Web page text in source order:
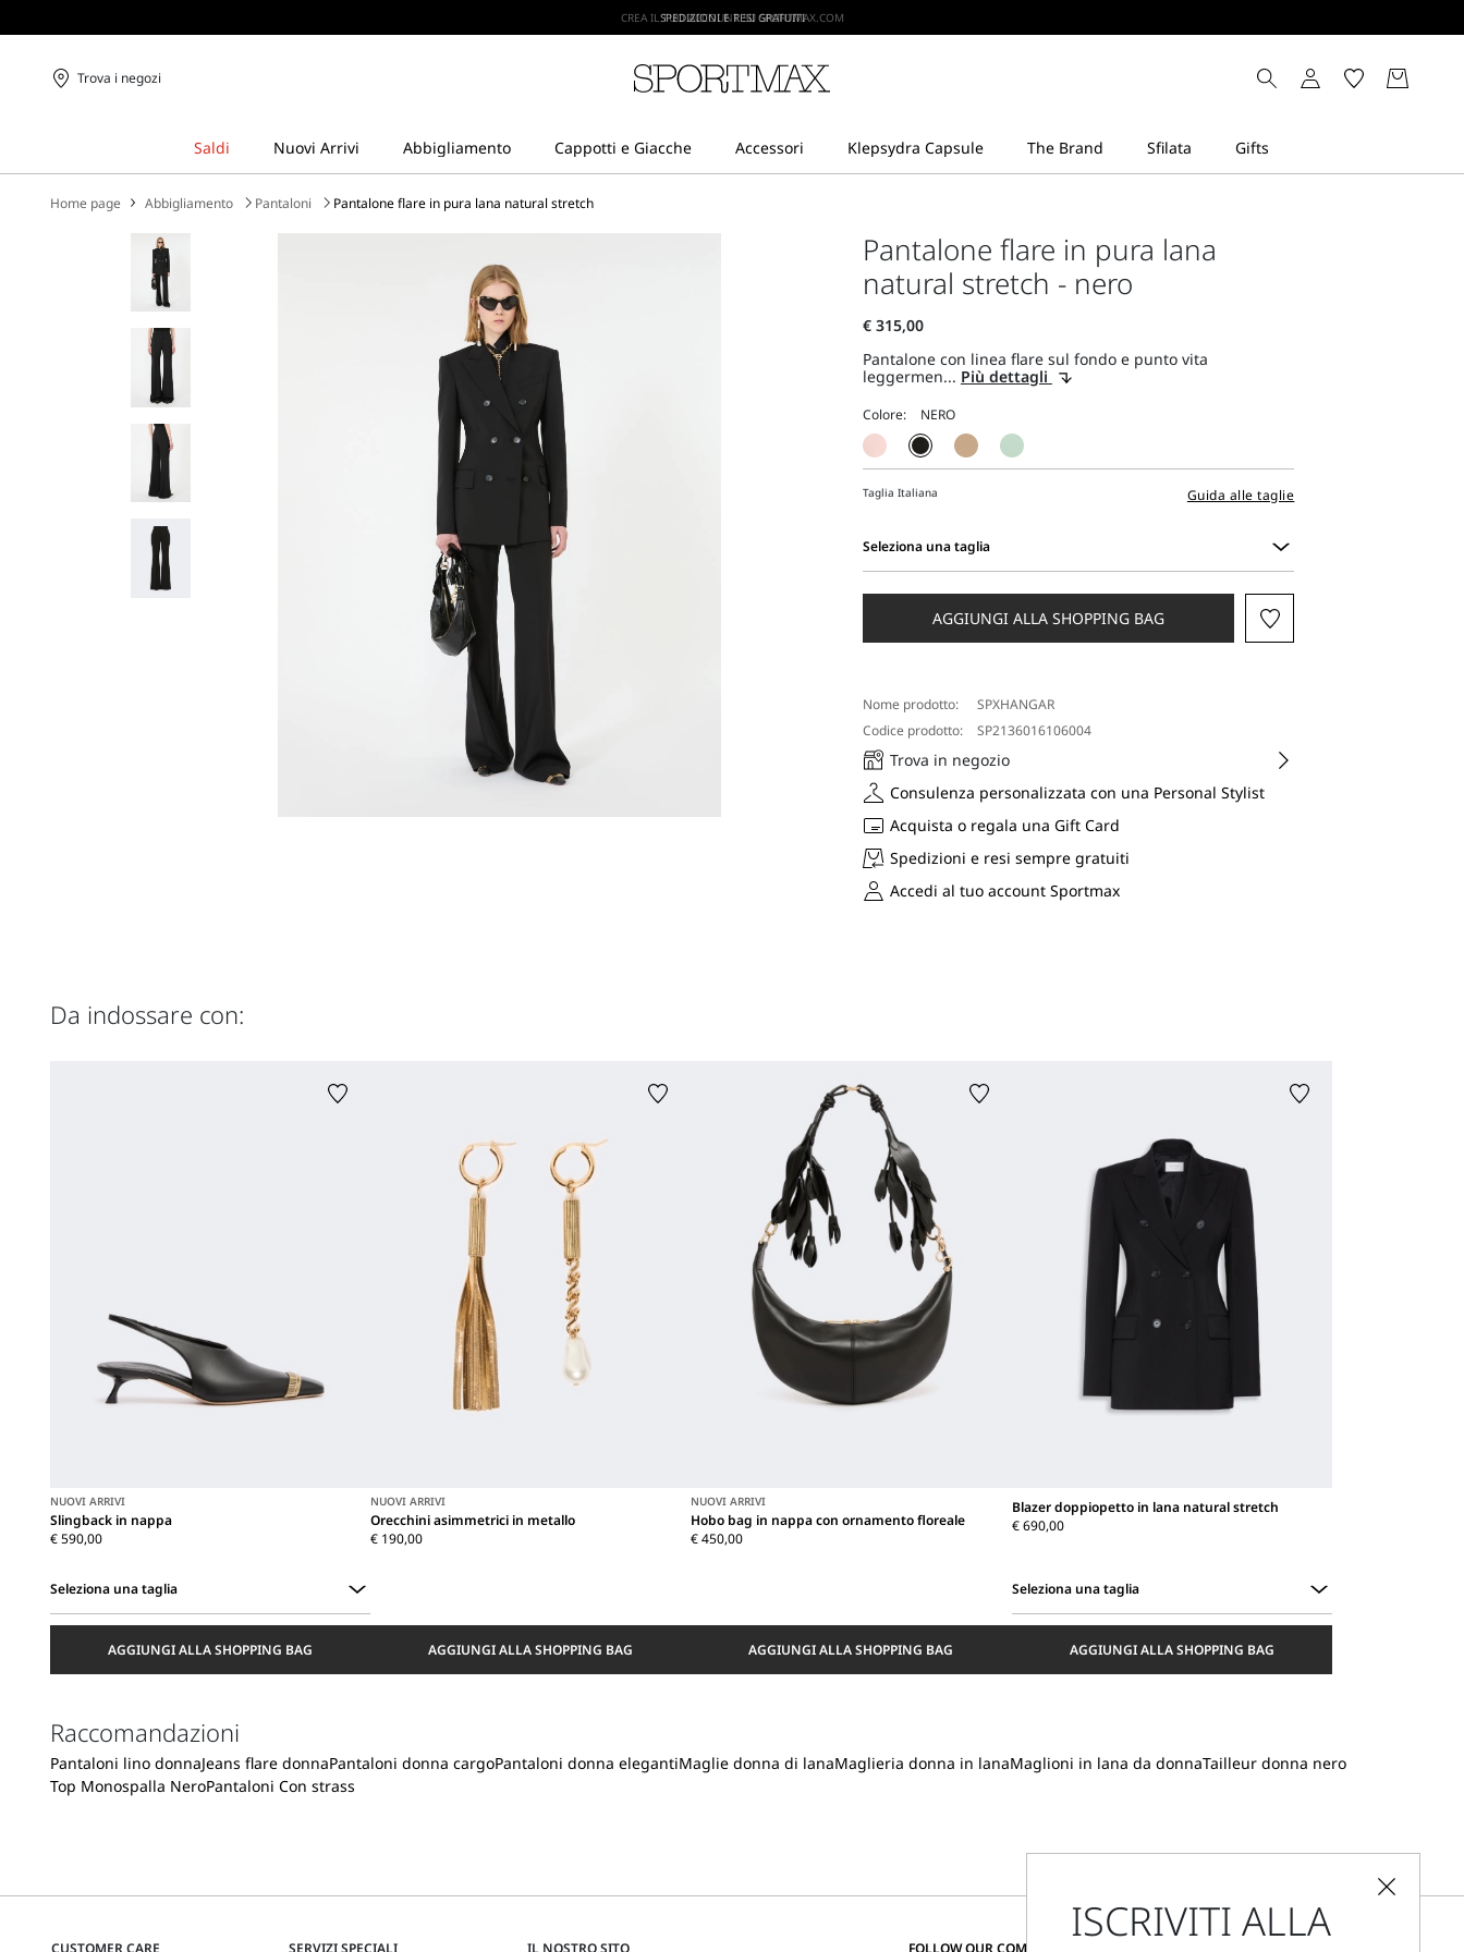
CREA IL TUO ACCOUNT SU SPORTMAX.COM
SPEDIZIONI E RESI GRATUITI
Trova i negozi
Home page Abbigliamento Pantaloni Pantalone flare in pura lana natural stretch
Pantalone flare in pura lana
natural stretch - nero
Pantalone con linea flare sul fondo e punto vita
leggermen... Più dettagli
Colore:
Taglia Italiana Guida alle taglie
Seleziona una taglia
una
AGGIUNGI ALLA SHOPPING BAG
Nome prodotto:
SPXHANGAR
Codice prodotto:
SP2136016106004
Trova in negozio
Consulenza personalizzata con una Personal Stylist
Acquista o regala una Gift Card
Spedizioni e resi sempre gratuiti
Accedi al tuo account Sportmax
Da indossare con:
NUOVI ARRIVI
Slingback in nappa
€ 590,00
Seleziona una taglia
AGGIUNGI ALLA SHOPPING BAG
NUOVI ARRIVI
Orecchini asimmetrici in metallo
€ 190,00
AGGIUNGI ALLA SHOPPING BAG
NUOVI ARRIVI
Hobo bag in nappa con ornamento floreale
€ 450,00
AGGIUNGI ALLA SHOPPING BAG
Blazer doppiopetto in lana natural stretch
€ 690,00
Seleziona una taglia
AGGIUNGI ALLA SHOPPING BAG
Raccomandazioni
Pantaloni lino donnaJeans flare donnaPantaloni donna cargoPantaloni donna elegantiMaglie donna di lanaMaglieria donna in lanaMaglioni in lana da donnaTailleur donna nero
Top Monospalla NeroPantaloni Con strass
ISCRIVITI ALLA